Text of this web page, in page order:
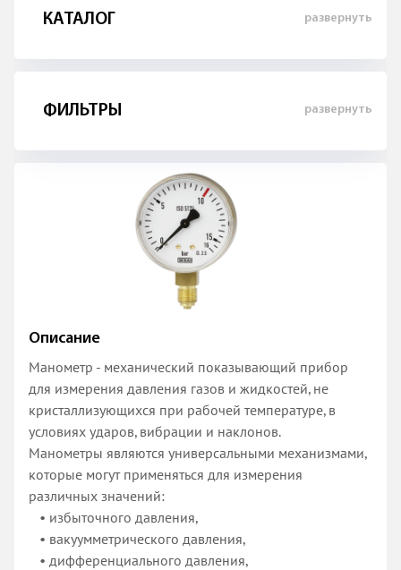
КАТАЛОГ развернуть
ФИЛЬТРЫ развернуть
Описание
Манометр - механический показывающий прибор
для измерения давления газов и жидкостей, не
кристаллизующихся при рабочей температуре, в
условиях ударов, вибрации и наклонов.
Манометры являются универсальными механизмами,
которые могут применяться для измерения
различных значений:
• избыточного давления,
• вакуумметрического давления,
• дифференциального давления,